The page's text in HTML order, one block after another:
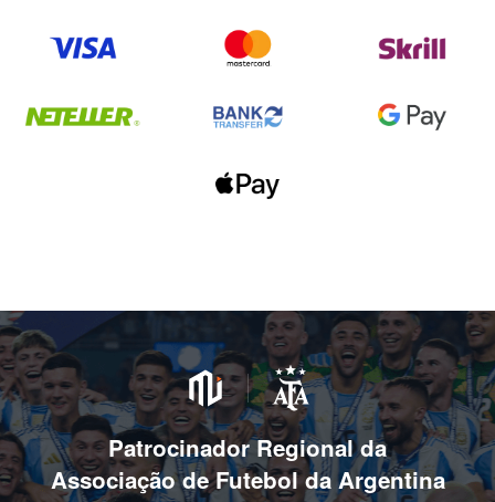
Patrocinador Regional da
Associação de Futebol da Argentina